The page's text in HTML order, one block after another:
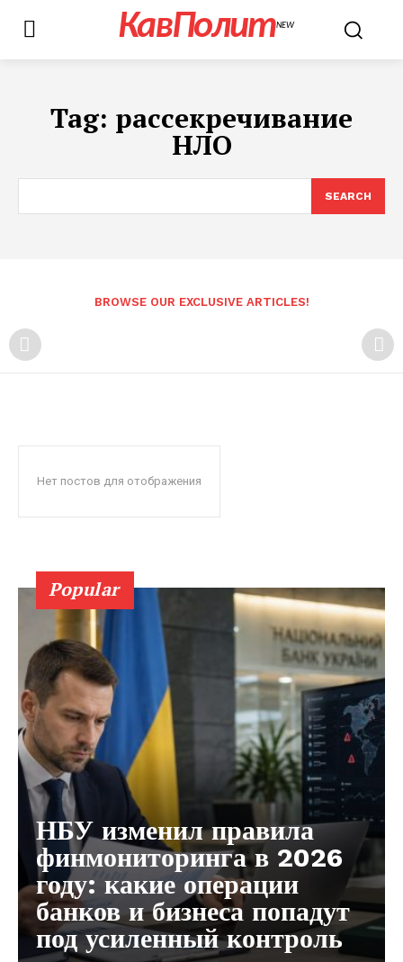
КавПолитNEW
Tag: рассекречивание
НЛО
SEARCH
BROWSE OUR EXCLUSIVE ARTICLES!
Нет постов для отображения
Popular
НБУ изменил правила
финмониторинга в 2026
году: какие операции
банков и бизнеса попадут
под усиленный контроль